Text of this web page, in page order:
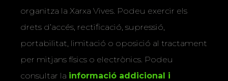
organitza la Xarxa Vives. Podeu exercir els
drets d’accés, rectificació, supressió,
portabilitat, limitació o oposició al tractament
per mitjans físics o electrònics. Podeu
consultar la informació addicional i